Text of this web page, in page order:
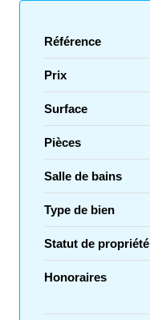
Référence
Prix
Surface
Pièces
Salle de bains
Type de bien
Statut de propriété
Honoraires